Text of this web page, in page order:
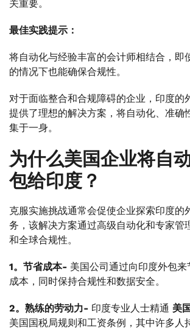
关重要。
最佳实践提示：
将自动化与经验丰富的会计师相结合，即
的情况下也能确保合规性。
对于面临整合和合规障碍的企业，印度的
提供了理想的解决方案，将自动化、准确
集于一身。
为什么美国企业将自
包给印度？
克服实施挑战通常会促使企业探索印度的
务，该解决方案通过高级自动化和专家管
和全球合规性。
1。节省成本- 美国公司通过向印度外包来
成本，同时保持合规性和数据安全。
2。熟练的劳动力- 印度专业人士精通 美
美国国税局规则和工资条例，其中许多人